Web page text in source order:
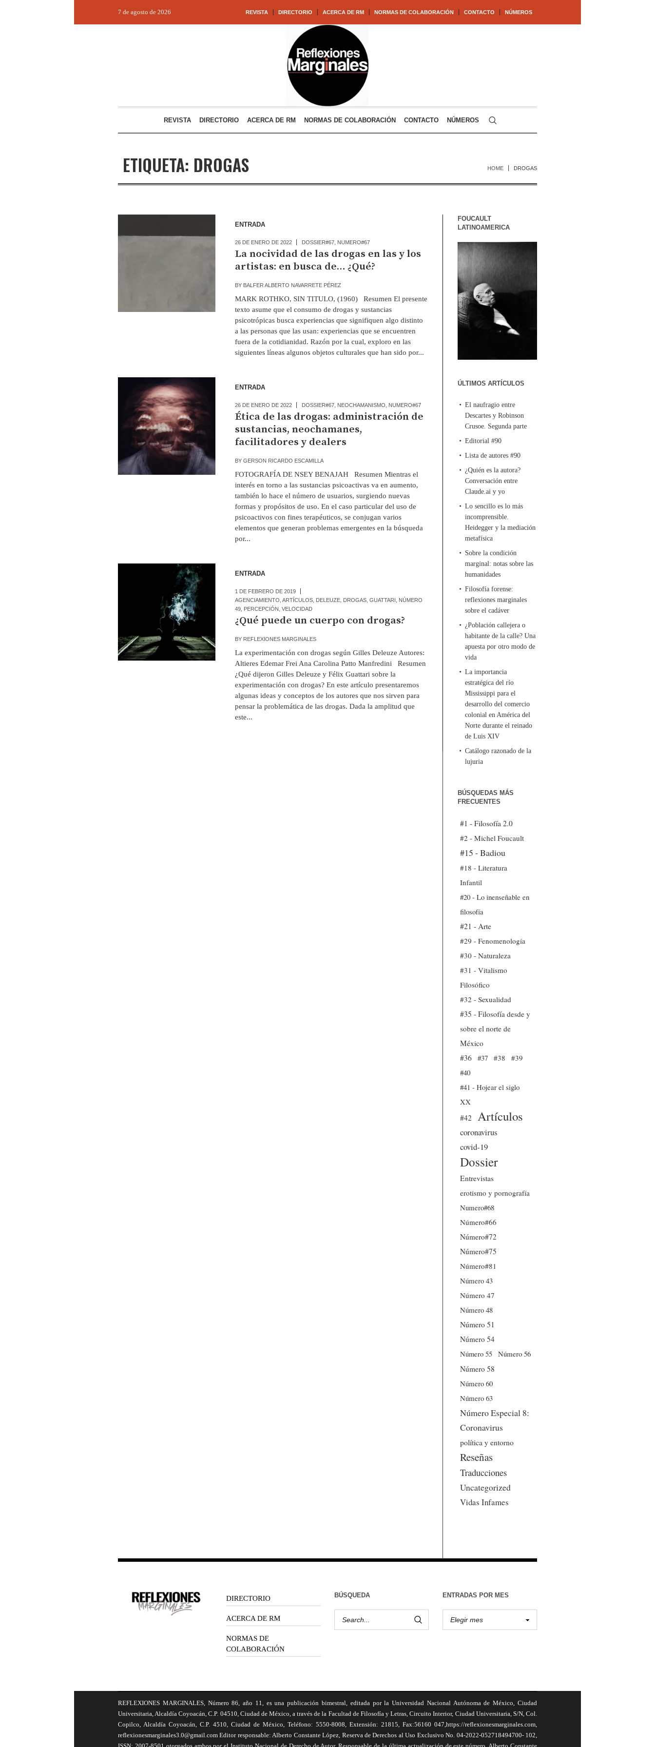
REVISTA DIRECTORIO ACERCA DE RM NORMAS DE COLABORACIÓN CONTACTO NÚMEROS
7 de agosto de 2026
REVISTA DIRECTORIO ACERCA DE RM NORMAS DE COLABORACIÓN CONTACTO NÚMEROS
ETIQUETA: DROGAS HOME DROGAS
ENTRADA
26 DE ENERO DE 2022 DOSSIER#67, NUMERO#67
La nocividad de las drogas en las y los
artistas: en busca de… ¿Qué?
BY BALFER ALBERTO NAVARRETE PÉREZ
MARK ROTHKO, SIN TITULO, (1960) Resumen El presente
texto asume que el consumo de drogas y sustancias
psicotrópicas busca experiencias que signifiquen algo distinto
a las personas que las usan: experiencias que se encuentren
fuera de la cotidianidad. Razón por la cual, exploro en las
siguientes líneas algunos objetos culturales que han sido por...
ENTRADA
26 DE ENERO DE 2022 DOSSIER#67, NEOCHAMANISMO NUMERO#67
Ética de las drogas: administración de
sustancias, neochamanes,
facilitadores y dealers
BY GERSON RICARDO ESCAMILLA
FOTOGRAFÍA DE NSEY BENAJAH Resumen Mientras el
interés en torno a las sustancias psicoactivas va en aumento,
también lo hace el número de usuarios, surgiendo nuevas
formas y propósitos de uso. En el caso particular del uso de
psicoactivos con fines terapéuticos, se conjugan varios
elementos que generan problemas emergentes en la búsqueda
por...
ENTRADA
1 DE FEBRERO DE 2019
AGENCIAMIENTO ARTÍCULOS, DELEUZE, DROGAS, GUATTARI
NÚMERO
49, PERCEPCIÓN VELOCIDAD
¿Qué puede un cuerpo con drogas?
BY REFLEXIONES MARGINALES
La experimentación con drogas según Gilles Deleuze Autores:
Altieres Edemar Frei Ana Carolina Patto Manfredini Resumen
¿Qué dijeron Gilles Deleuze y Félix Guattari sobre la
experimentación con drogas? En este artículo presentaremos
algunas ideas y conceptos de los autores que nos sirven para
pensar la problemática de las drogas. Dada la amplitud que
este...
FOUCAULT
LATINOAMERICA
ÚLTIMOS ARTÍCULOS
El naufragio entre
Descartes y Robinson
Crusoe. Segunda parte
Editorial #90
Lista de autores #90
¿Quién es la autora?
Conversación entre
Claude.ai y yo
Lo sencillo es lo más
incomprensible.
Heidegger y la mediación
metafísica
Sobre la condición
marginal: notas sobre las
humanidades
Filosofía forense:
reflexiones marginales
sobre el cadáver
¿Población callejera o
habitante de la calle? Una
apuesta por otro modo de
vida
La importancia
estratégica del río
Mississippi para el
desarrollo del comercio
colonial en América del
Norte durante el reinado
de Luis XIV
Catálogo razonado de la
lujuria
BÚSQUEDAS MÁS
FRECUENTES
#1 - Filosofía 2.0
#2 - Michel Foucault
#15 - Badiou
#18 - Literatura
Infantil
#20 - Lo inenseñable en
filosofía
#21 - Arte
#29 - Fenomenología
#30 - Naturaleza
#31 - Vitalismo
Filosófico
#32 - Sexualidad
#35 - Filosofía desde y
sobre el norte de
México
#36
#37 #38
#39
#40
#41 - Hojear el siglo
XX
#42
Artículos
coronavirus
covid-19
Dossier
Entrevistas
erotismo y pornografía
Numero#68
Número#66
Número#72
Número#75
Número#81
Número 43
Número 47
Número 48
Número 51
Número 54
Número 55
Número 56
Número 58
Número 60
Número 63
Número Especial 8:
Coronavirus
política y entorno
Reseñas
Traducciones
Uncategorized
Vidas Infames
DIRECTORIO
ACERCA DE RM
NORMAS DE
COLABORACIÓN
BÚSQUEDA ENTRADAS POR MES
REFLEXIONES MARGINALES, Número 86, año 11, es una publicación bimestral, editada por la Universidad Nacional Autónoma de México, Ciudad
Universitaria, Alcaldía Coyoacán, C.P. 04510, Ciudad de México, a través de la Facultad de Filosofía y Letras, Circuito Interior, Ciudad Universitaria, S/N, Col.
Copilco, Alcaldía Coyoacán, C.P. 4510, Ciudad de México, Teléfono: 5550-8008, Extensión: 21815, Fax:56160 047,https://reflexionesmarginales.com,
reflexionesmarginales3.0@gmail.com Editor responsable: Alberto Constante López, Reserva de Derechos al Uso Exclusivo No. 04-2022-052718494700- 102,